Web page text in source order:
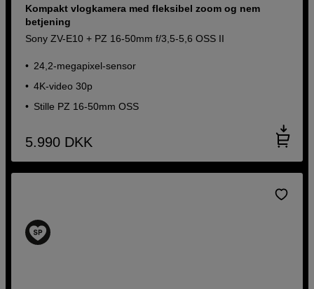
Kompakt vlogkamera med fleksibel zoom og nem
betjening
Sony ZV-E10 + PZ 16-50mm f/3,5-5,6 OSS II
24,2-megapixel-sensor
4K-video 30p
Stille PZ 16-50mm OSS
5.990 DKK